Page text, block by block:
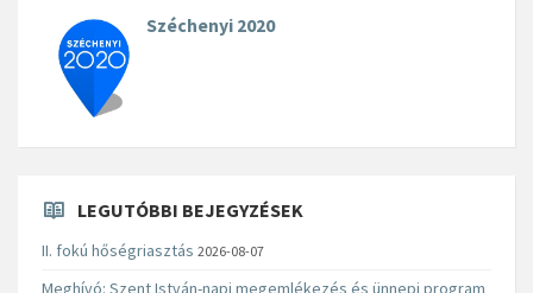
Széchenyi 2020
LEGUTÓBBI BEJEGYZÉSEK
II. fokú hőségriasztás 2026-08-07
Meghívó: Szent István-napi megemlékezés és ünnepi program